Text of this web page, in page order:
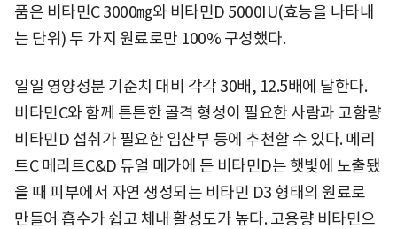
품은 비타민C 3000㎎와 비타민D 5000IU(효능을 나타내
는 단위) 두 가지 원료로만 100% 구성했다.
일일 영양성분 기준치 대비 각각 30배, 12.5배에 달한다.
비타민C와 함께 튼튼한 골격 형성이 필요한 사람과 고함량
비타민D 섭취가 필요한 임산부 등에 추천할 수 있다. 메리
트C 메리트C&D 듀얼 메가에 든 비타민D는 햇빛에 노출됐
을 때 피부에서 자연 생성되는 비타민 D3 형태의 원료로
만들어 흡수가 쉽고 체내 활성도가 높다. 고용량 비타민으